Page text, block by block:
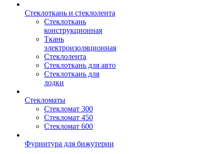
Стеклоткань и стеклолента
Стеклоткань
конструкционная
Ткань
электроизоляционная
Стеклолента
Стеклоткань для авто
Стеклоткань для
лодки
Стекломаты
Стекломат 300
Стекломат 450
Стекломат 600
Фурнитура для бижутерии